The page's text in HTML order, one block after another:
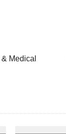
Medical